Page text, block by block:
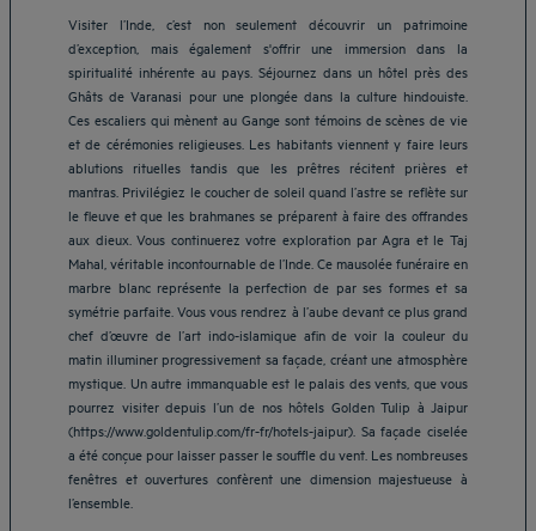
Visiter l’Inde, c’est non seulement découvrir un patrimoine
d’exception, mais également s'offrir une immersion dans la
spiritualité inhérente au pays. Séjournez dans un hôtel près des
Ghâts de Varanasi pour une plongée dans la culture hindouiste.
Ces escaliers qui mènent au Gange sont témoins de scènes de vie
et de cérémonies religieuses. Les habitants viennent y faire leurs
ablutions rituelles tandis que les prêtres récitent prières et
mantras. Privilégiez le coucher de soleil quand l’astre se reflète sur
le fleuve et que les brahmanes se préparent à faire des offrandes
aux dieux. Vous continuerez votre exploration par Agra et le Taj
Mahal, véritable incontournable de l’Inde. Ce mausolée funéraire en
marbre blanc représente la perfection de par ses formes et sa
symétrie parfaite. Vous vous rendrez à l’aube devant ce plus grand
chef d’œuvre de l’art indo-islamique afin de voir la couleur du
matin illuminer progressivement sa façade, créant une atmosphère
mystique. Un autre immanquable est le palais des vents, que vous
pourrez visiter depuis l’un de nos hôtels Golden Tulip à Jaipur
(https://www.goldentulip.com/fr-fr/hotels-jaipur). Sa façade ciselée
a été conçue pour laisser passer le souffle du vent. Les nombreuses
fenêtres et ouvertures confèrent une dimension majestueuse à
l’ensemble.